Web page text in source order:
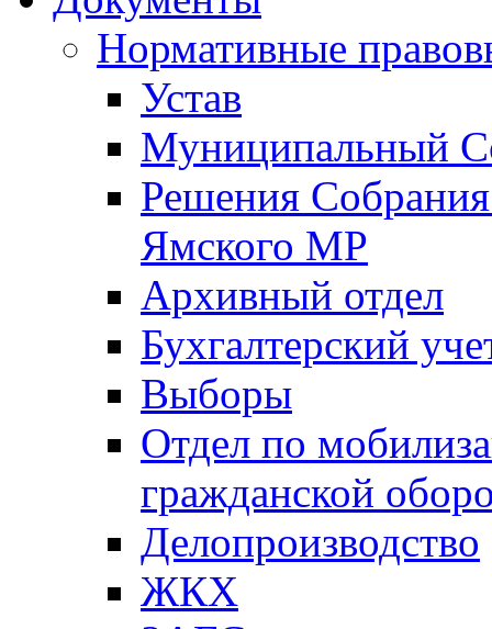
Нормативные
Устав
Муниципальный
Решения
Ямского МР
Архивный отдел
Бухгалтерский
Выборы
Отдел по
гражданской
Делопроизводство
ЖКХ